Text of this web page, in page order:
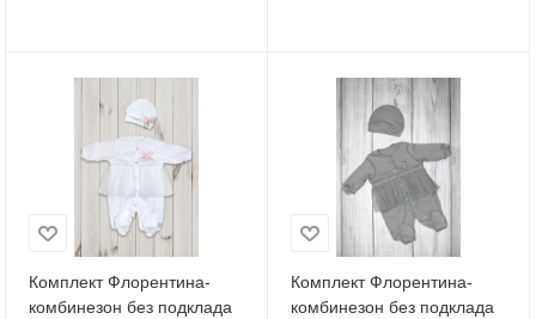
Комплект Флорентина-
комбинезон без подклада
Комплект Флорентина-
комбинезон без подклада